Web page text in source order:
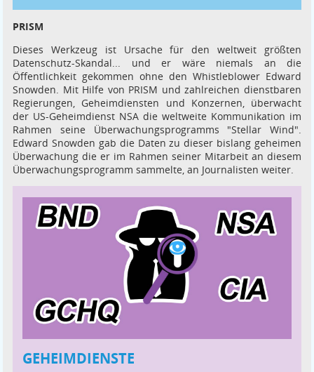
PRISM
Dieses Werkzeug ist Ursache für den weltweit größten
Datenschutz-Skandal... und er wäre niemals an die
Öffentlichkeit gekommen ohne den Whistleblower Edward
Snowden. Mit Hilfe von PRISM und zahlreichen dienstbaren
Regierungen, Geheimdiensten und Konzernen, überwacht
der US-Geheimdienst NSA die weltweite Kommunikation im
Rahmen seine Überwachungsprogramms "Stellar Wind".
Edward Snowden gab die Daten zu dieser bislang geheimen
Überwachung die er im Rahmen seiner Mitarbeit an diesem
Überwachungsprogramm sammelte, an Journalisten weiter.
GEHEIMDIENSTE